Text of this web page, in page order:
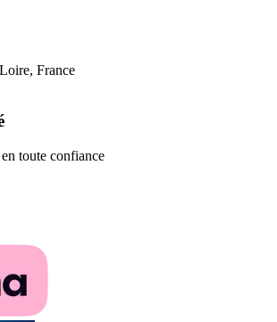
France
toute confiance